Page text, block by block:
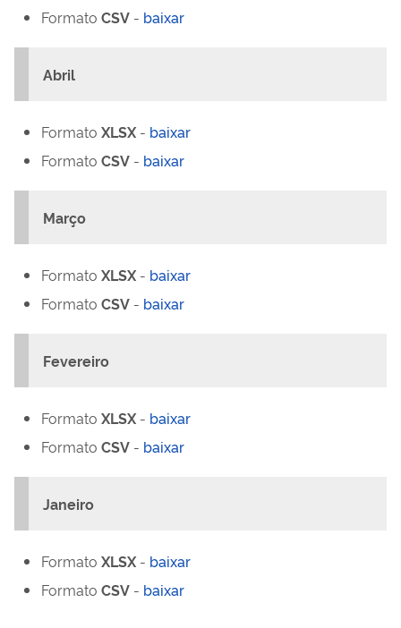
Formato CSV - baixar
Abril
Formato XLSX - baixar
Formato CSV - baixar
Março
Formato XLSX - baixar
Formato CSV - baixar
Fevereiro
Formato XLSX - baixar
Formato CSV - baixar
Janeiro
Formato XLSX - baixar
Formato CSV - baixar